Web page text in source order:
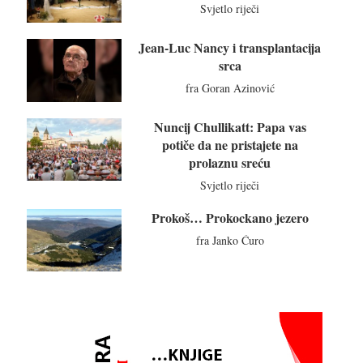
Foto: Radio Olovo
Svjetlo riječi
Jean-Luc Nancy i transplantacija
srca
fra Goran Azinović
Nuncij Chullikatt: Papa vas
potiče da ne pristajete na
prolaznu sreću
Svjetlo riječi
Prokoš… Prokockano jezero
fra Janko Ćuro